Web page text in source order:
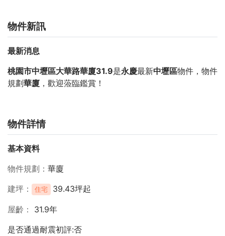
物件新訊
最新消息
桃園市中壢區大華路華廈31.9是永慶最新中壢區物件，物件
規劃華廈 ，歡迎蒞臨鑑賞！
物件詳情
基本資料
物件規劃
華廈
建坪
住宅 39.43坪起
屋齡
31.9年
是否通過耐震初評:否